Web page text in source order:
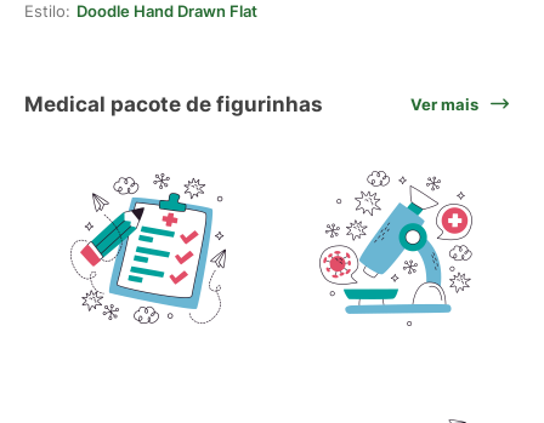
Estilo: Doodle Hand Drawn Flat
Medical pacote de figurinhas Ver mais